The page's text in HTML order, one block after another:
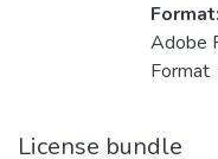
Format:
Adobe
Format
License bundle